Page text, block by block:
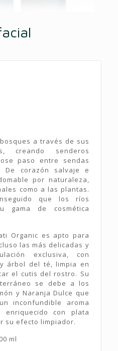
a través de sus
creando senderos
paso entre sendas
De corazón salvaje e
por naturaleza,
como a las plantas.
que los ríos
gama de cosmética
Organic es apto para
las más delicadas y
exclusiva, con
árbol del té, limpia en
el cutis del rostro. Su
se debe a los
y Naranja Dulce que
inconfundible aroma
enriquecido con plata
su efecto limpiador.
ml